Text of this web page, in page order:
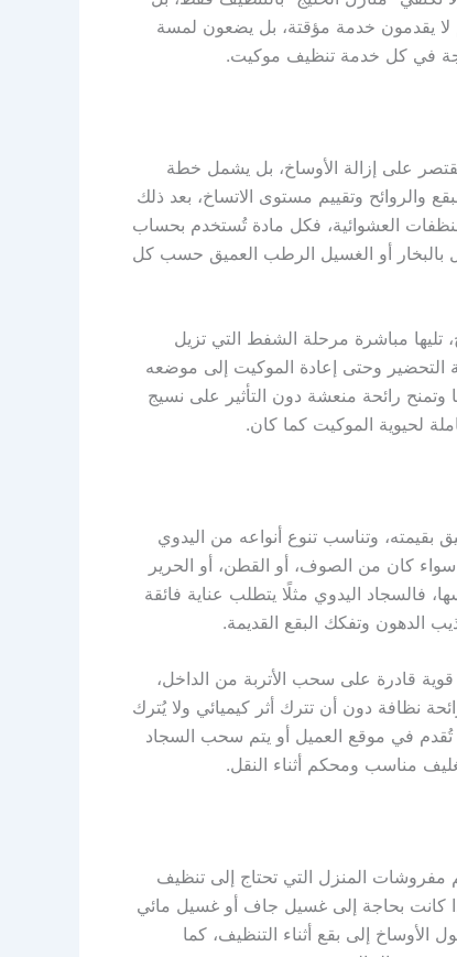
لا يقدمون خدمة مؤقتة، بل يضعون لمسة
في كل خدمة تنظيف موكيت.
على إزالة الأوساخ، بل يشمل خطة
والروائح وتقييم مستوى الاتساخ، بعد ذلك
العشوائية، فكل مادة تُستخدم بحساب
بالبخار أو الغسيل الرطب العميق حسب كل
مباشرة مرحلة الشفط التي تزيل
التحضير وحتى إعادة الموكيت إلى موضعه
رائحة منعشة دون التأثير على نسيج
لحيوية الموكيت كما كان.
بقيمته، وتناسب تنوع أنواعه من اليدوي
كان من الصوف، أو القطن، أو الحرير
فالسجاد اليدوي مثلًا يتطلب عناية فائقة
الدهون وتفكك البقع القديمة.
قادرة على سحب الأتربة من الداخل،
نظافة دون أن تترك أثر كيميائي ولا يُترك
في موقع العميل أو يتم سحب السجاد
مناسب ومحكم أثناء النقل.
مفروشات المنزل التي تحتاج إلى تنظيف
إذا كانت بحاجة إلى غسيل جاف أو غسيل مائي
إلى بقع أثناء التنظيف، كما